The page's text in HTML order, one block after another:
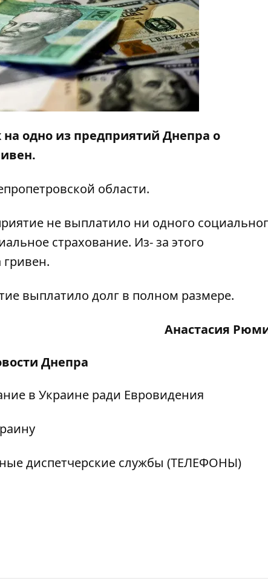
одно из предприятий Днепра о
области.
не выплатило ни одного
страхование. Из- за этого
выплатило долг в полном размере.
Анастасия
Днепра
в Украине ради Евровидения
диспетчерские службы (ТЕЛЕФОНЫ)